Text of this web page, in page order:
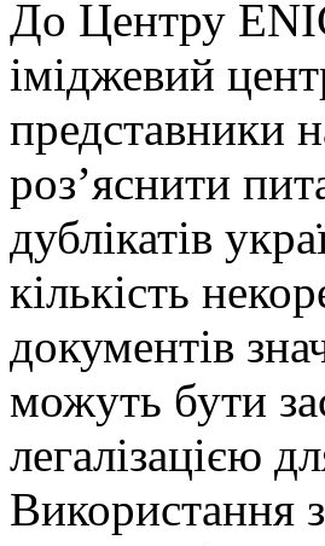
До Центру
іміджевий
представники
роз’яснити
дублікатів
кількість
документів
можуть бути
легалізацією
Використання